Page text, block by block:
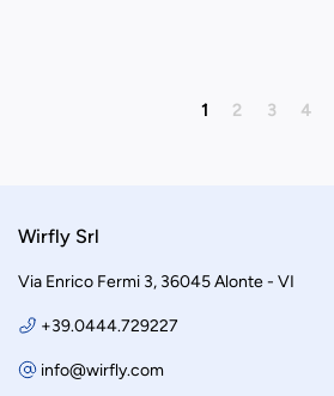
1 2 3 4
Wirfly Srl
Via Enrico Fermi 3, 36045 Alonte - VI
+39.0444.729227
info@wirfly.com